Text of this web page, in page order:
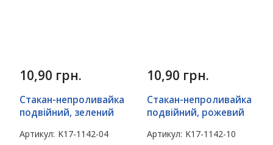
10,90 грн.
Стакан-непроливайка
подвійний, зелений
Артикул: K17-1142-04
10,90 грн.
Стакан-непроливайка
подвійний, рожевий
Артикул: K17-1142-10